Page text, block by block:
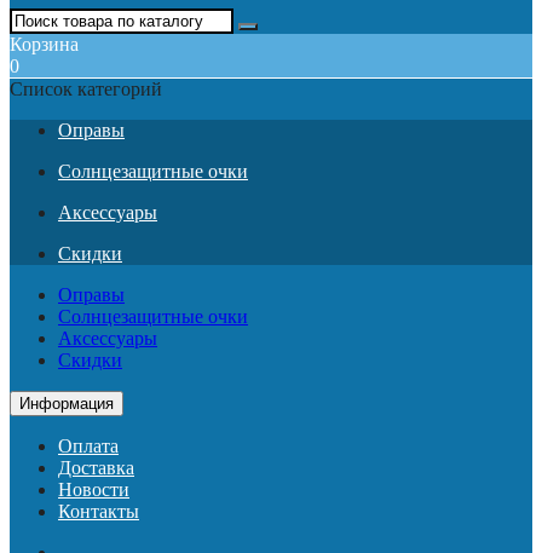
Корзина
0
Список категорий
Оправы
Солнцезащитные очки
Аксессуары
Скидки
Оправы
Солнцезащитные очки
Аксессуары
Скидки
Информация
Оплата
Доставка
Новости
Контакты